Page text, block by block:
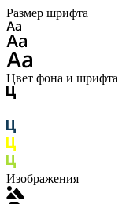
Размер шрифта
Цвет фона и шрифта
Изображения